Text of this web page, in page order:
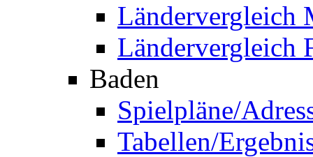
Ländervergleich
Ländervergleich
Baden
Spielpläne/
Tabellen/